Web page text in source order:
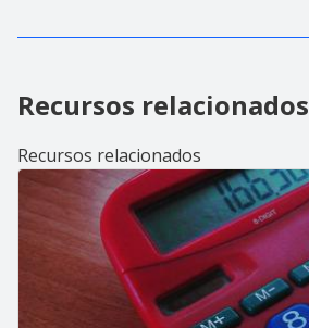
Recursos relacionados
Recursos relacionados